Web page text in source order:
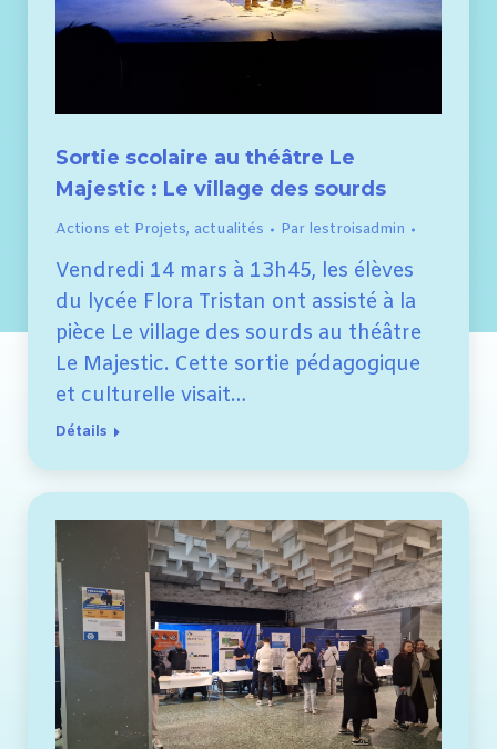
Sortie scolaire au théâtre Le
Majestic : Le village des sourds
Actions et Projets, actualités Par lestroisadmin
Vendredi 14 mars à 13h45, les élèves
du lycée Flora Tristan ont assisté à la
pièce Le village des sourds au théâtre
Le Majestic. Cette sortie pédagogique
et culturelle visait…
Détails